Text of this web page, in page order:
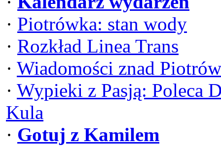
· Piotrówka: stan wody
· Rozkład Linea Trans
· Wiadomości znad
· Wypieki z Pasją: Poleca
Kula
· Gotuj z Kamilem